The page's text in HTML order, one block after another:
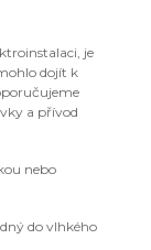
je
dojít k
a přívod
nebo
do vlhkého